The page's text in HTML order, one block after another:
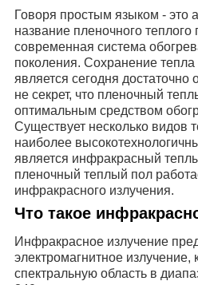
Говоря простым языком - это
название пленочного
современная система
поколения. Сохранение
является сегодня
не секрет, что пленочный
оптимальным средством
Существует несколько видов
наиболее
является инфракрасный
пленочный теплый пол
инфракрасного излучения.
Что такое
Инфракрасное излучение
электромагнитное излучение,
спектральную область в